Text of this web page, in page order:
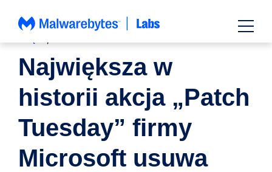
Największa w
historii akcja „Patch
Tuesday” firmy
Microsoft usuwa